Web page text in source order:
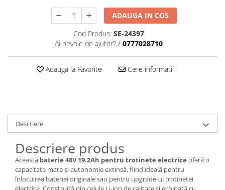
ADAUGA IN COS
Cod Produs: SE-24397
Ai nevoie de ajutor? / 0777028710
Adauga la Favorite Cere informatii
Descriere
Descriere produs
Această baterie 48V 19.2Ah pentru trotinete electrice oferă o
capacitate mare și autonomie extinsă, fiind ideală pentru
înlocuirea bateriei originale sau pentru upgrade-ul trotinetei